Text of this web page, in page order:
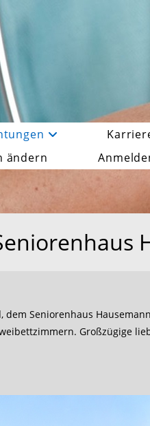
ändern
dem Seniorenhaus
Großzügige